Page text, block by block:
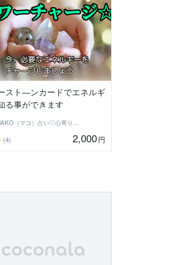
スト―ンカードでエネルギ
る事ができます
(4) 2,000円